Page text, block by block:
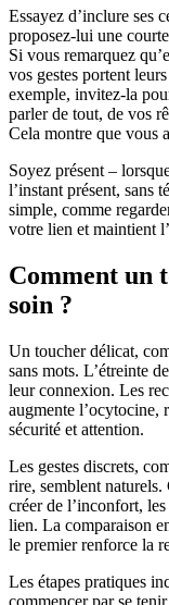
Essayez d’inclure ses
proposez-lui une
Si vous remarquez
vos gestes portent
exemple, invitez-la
parler de tout, de vos
Cela montre que vous
Soyez présent –
l’instant présent, sans
simple, comme
votre lien et maintient
Comment un
soin ?
Un toucher délicat,
sans mots. L’étreinte
leur connexion. Les
augmente l’ocytocine,
sécurité et attention.
Les gestes discrets,
rire, semblent
créer de l’inconfort,
lien. La comparaison
le premier renforce la
Les étapes pratiques
commencer par se